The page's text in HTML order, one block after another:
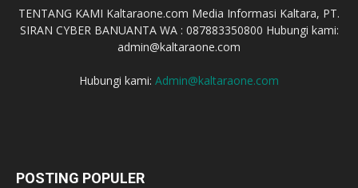
TENTANG KAMI Kaltaraone.com Media Informasi Kaltara, PT.
SIRAN CYBER BANUANTA WA : 087883350800 Hubungi kami:
admin@kaltaraone.com
Hubungi kami: Admin@kaltaraone.com
POSTING POPULER